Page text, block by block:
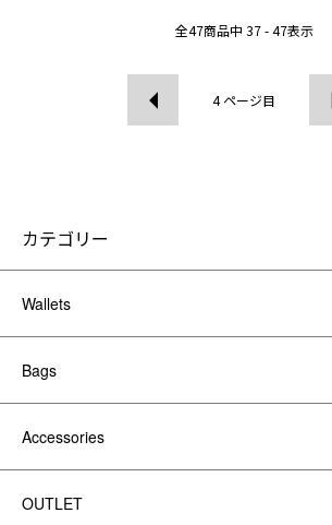
全47商品中 37 - 47表示
4ページ目
カテゴリー
Wallets
Bags
Accessories
OUTLET